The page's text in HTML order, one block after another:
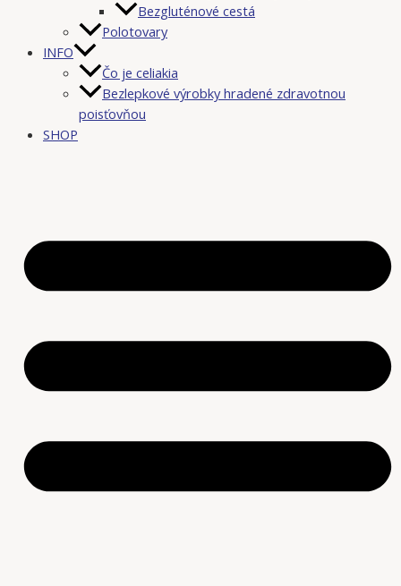
Bezgluténové cestá
Polotovary
INFO
Čo je celiakia
Bezlepkové výrobky hradené zdravotnou
poisťovňou
SHOP